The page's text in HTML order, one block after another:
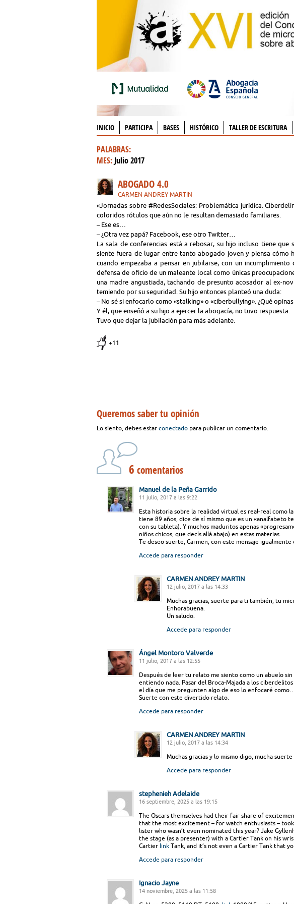
INICIO PARTICIPA BASES HISTÓRICO TALLER DE ESCRITURA
PALABRAS:
MES: Julio 2017
ABOGADO 4.0
CARMEN ANDREY MARTIN
«Jornadas sobre #RedesSociales: Problemática jurídica.
coloridos rótulos que aún no le resultan demasiado familiares.
– Ese es…
– ¿Otra vez papá? Facebook, ese otro Twitter…
La sala de conferencias está a rebosar, su hijo incluso tiene que
siente fuera de lugar entre tanto abogado joven y piensa cómo
cuando empezaba a pensar en jubilarse, con un
defensa de oficio de un maleante local como únicas
una madre angustiada, tachando de presunto acosador al ex-
temiendo por su seguridad. Su hijo entonces planteó una duda:
– No sé si enfocarlo como «stalking» o «ciberbullying». ¿Qué
Y él, que enseñó a su hijo a ejercer la abogacía, no tuvo respuesta.
Tuvo que dejar la jubilación para más adelante.
+11
Queremos saber tu opinión
Lo siento, debes estar conectado para publicar un comentario.
6 comentarios
Manuel de la Peña Garrido
11 julio, 2017 a las 9:22
Esta historia sobre la realidad virtual es real-real como
tiene 89 años, dice de sí mismo que es un «analfabeto
con su tableta). Y muchos maduritos apenas
niños chicos, que decís allá abajo) en estas materias.
Te deseo suerte, Carmen, con este mensaje igualmente
Accede para responder
CARMEN ANDREY MARTIN
12 julio, 2017 a las 14:33
Muchas gracias, suerte para ti también, tu
Enhorabuena.
Un saludo.
Accede para responder
Ángel Montoro Valverde
11 julio, 2017 a las 12:55
Después de leer tu relato me siento como un abuelo sin
entiendo nada. Pasar del Broca-Majada a los
el día que me pregunten algo de eso lo enfocaré
Suerte con este divertido relato.
Accede para responder
CARMEN ANDREY MARTIN
12 julio, 2017 a las 14:34
Muchas gracias y lo mismo digo, mucha suerte
Accede para responder
stephenieh Adelaide
16 septiembre, 2025 a las 19:15
The Oscars themselves had their fair share of
that the most excitement – for watch enthusiasts –
lister who wasn’t even nominated this year? Jake
the stage (as a presenter) with a Cartier Tank on his
Cartier link Tank, and it’s not even a Cartier Tank that
Accede para responder
Ignacio Jayne
14 noviembre, 2025 a las 11:58